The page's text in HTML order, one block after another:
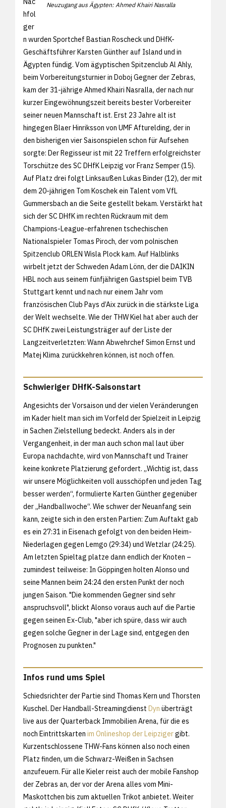
Neuzugang aus Ägypten: Ahmed Khairi Nasralla
hfol
ger
n wurden Sportchef Bastian Roscheck und DHfK-
Geschäftsführer Karsten Günther auf Island und in
Ägypten fündig. Vom ägyptischen Spitzenclub Al Ahly,
beim Vorbereitungsturnier in Doboj Gegner der Zebras,
kam der 31-jährige Ahmed Khairi Nasralla, der nach nur
kurzer Eingewöhnungszeit bereits bester Vorbereiter
seiner neuen Mannschaft ist. Erst 23 Jahre alt ist
hingegen Blaer Hinriksson von UMF Afturelding, der in
den bisherigen vier Saisonspielen schon für Aufsehen
sorgte: Der Regisseur ist mit 22 Treffern erfolgreichster
Torschütze des SC DHfK Leipzig vor Franz Semper (15).
Auf Platz drei folgt Linksaußen Lukas Binder (12), der mit
dem 20-jährigen Tom Koschek ein Talent vom VfL
Gummersbach an die Seite gestellt bekam. Verstärkt hat
sich der SC DHfK im rechten Rückraum mit dem
Champions-League-erfahrenen tschechischen
Nationalspieler Tomas Piroch, der vom polnischen
Spitzenclub ORLEN Wisla Plock kam. Auf Halblinks
wirbelt jetzt der Schweden Adam Lönn, der die DAIKIN
HBL noch aus seinem fünfjährigen Gastspiel beim TVB
Stuttgart kennt und nach nur einem Jahr vom
französischen Club Pays d’Aix zurück in die stärkste Liga
der Welt wechselte. Wie der THW Kiel hat aber auch der
SC DHfK zwei Leistungsträger auf der Liste der
Langzeitverletzten: Wann Abwehrchef Simon Ernst und
Matej Klima zurückkehren können, ist noch offen.
Schwieriger DHfK-Saisonstart
Angesichts der Vorsaison und der vielen Veränderungen
im Kader hielt man sich im Vorfeld der Spielzeit in Leipzig
in Sachen Zielstellung bedeckt. Anders als in der
Vergangenheit, in der man auch schon mal laut über
Europa nachdachte, wird von Mannschaft und Trainer
keine konkrete Platzierung gefordert. „Wichtig ist, dass
wir unsere Möglichkeiten voll ausschöpfen und jeden Tag
besser werden“, formulierte Karten Günther gegenüber
der „Handballwoche“. Wie schwer der Neuanfang sein
kann, zeigte sich in den ersten Partien: Zum Auftakt gab
es ein 27:31 in Eisenach gefolgt von den beiden Heim-
Niederlagen gegen Lemgo (29:34) und Wetzlar (24:25).
Am letzten Spieltag platze dann endlich der Knoten –
zumindest teilweise: In Göppingen holten Alonso und
seine Mannen beim 24:24 den ersten Punkt der noch
jungen Saison. "Die kommenden Gegner sind sehr
anspruchsvoll", blickt Alonso voraus auch auf die Partie
gegen seinen Ex-Club, "aber ich spüre, dass wir auch
gegen solche Gegner in der Lage sind, entgegen den
Prognosen zu punkten."
Infos rund ums Spiel
Schiedsrichter der Partie sind Thomas Kern und Thorsten
Kuschel. Der Handball-Streamingdienst Dyn überträgt
live aus der Quarterback Immobilien Arena, für die es
noch Eintrittskarten im Onlineshop der Leipzigergibt.
Kurzentschlossene THW-Fans können also noch einen
Platz finden, um die Schwarz-Weißen in Sachsen
anzufeuern. Für alle Kieler reist auch der mobile Fanshop
der Zebras an, der vor der Arena alles vom Mini-
Maskottchen bis zum aktuellen Trikot anbietet. Weiter